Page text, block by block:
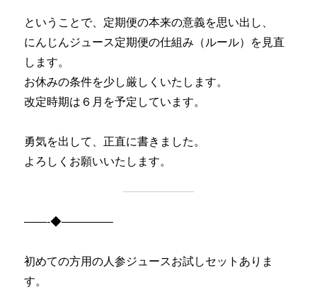
ということで、定期便の本来の意義を思い出し、
にんじんジュース定期便の仕組み（ルール）を見直
します。
お休みの条件を少し厳しくいたします。
改定時期は６月を予定しています。
勇気を出して、正直に書きました。
よろしくお願いいたします。
——-◆————–
初めての方用の人参ジュースお試しセットありま
す。